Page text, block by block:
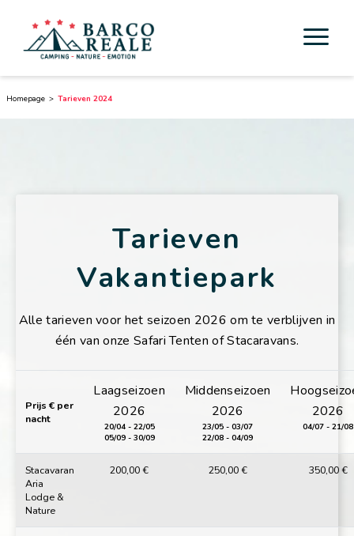
Cicloturismo
Omgeving
Ontdek Toscane
Werk met ons
LINGUE
EN FR DE
Homepage Tarieven 2024
Tarieven
Vakantiepark
Alle tarieven voor het seizoen 2026 om te verblijven in
één van onze Safari Tenten of Stacaravans.
Prijs € per
nacht
Laagseizoen
2026
20/04 - 22/05
05/09 - 30/09
Middenseizoen
2026
23/05 - 03/07
22/08 - 04/09
2026
04/07 - 21/08
Stacavaran
Aria
Lodge &
Nature
200,00 € 250,00 € 350,00 €